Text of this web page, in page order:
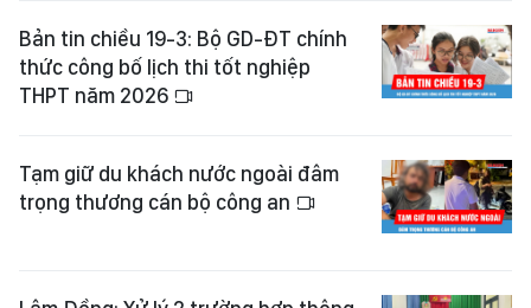
Bản tin chiều 19-3: Bộ GD-ĐT chính
thức công bố lịch thi tốt nghiệp
THPT năm 2026
Tạm giữ du khách nước ngoài đâm
trọng thương cán bộ công an